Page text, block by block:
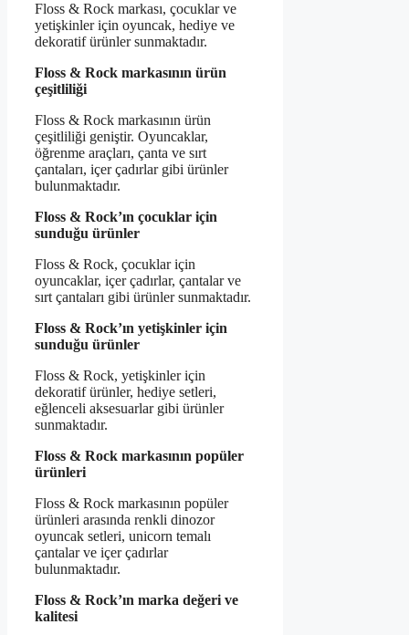
Floss & Rock markası, çocuklar ve
yetişkinler için oyuncak, hediye ve
dekoratif ürünler sunmaktadır.
Floss & Rock markasının ürün
çeşitliliği
Floss & Rock markasının ürün
çeşitliliği geniştir. Oyuncaklar,
öğrenme araçları, çanta ve sırt
çantaları, içer çadırlar gibi ürünler
bulunmaktadır.
Floss & Rock’ın çocuklar için
sunduğu ürünler
Floss & Rock, çocuklar için
oyuncaklar, içer çadırlar, çantalar ve
sırt çantaları gibi ürünler sunmaktadır.
Floss & Rock’ın yetişkinler için
sunduğu ürünler
Floss & Rock, yetişkinler için
dekoratif ürünler, hediye setleri,
eğlenceli aksesuarlar gibi ürünler
sunmaktadır.
Floss & Rock markasının popüler
ürünleri
Floss & Rock markasının popüler
ürünleri arasında renkli dinozor
oyuncak setleri, unicorn temalı
çantalar ve içer çadırlar
bulunmaktadır.
Floss & Rock’ın marka değeri ve
kalitesi